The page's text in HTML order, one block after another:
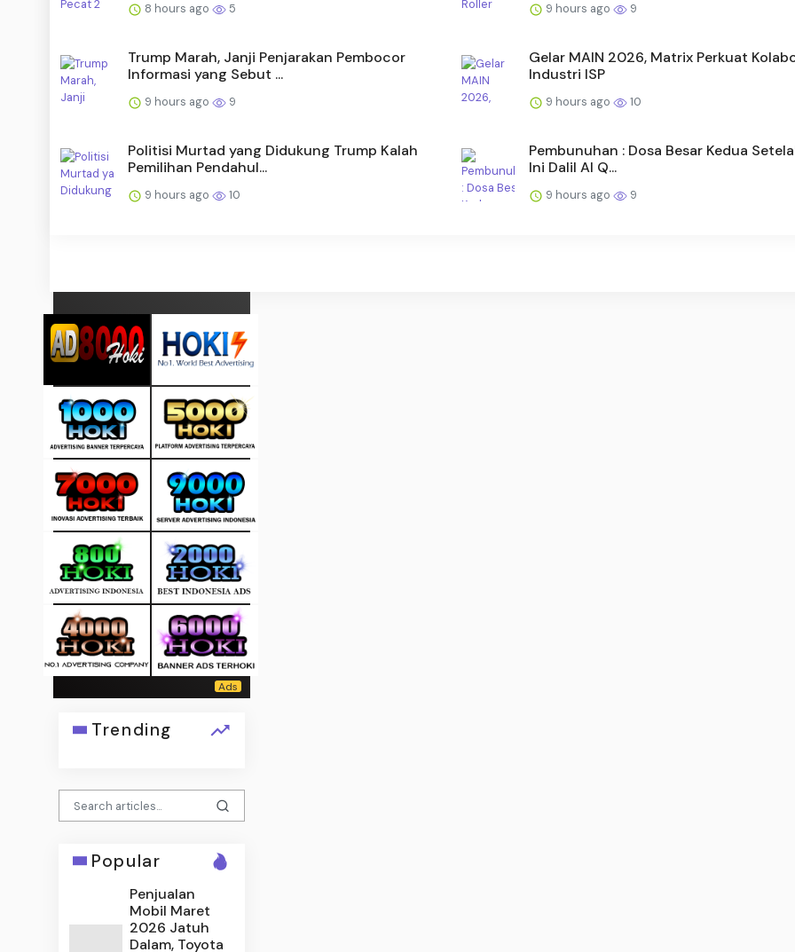
8 hours ago 5 9 hours ago 9
Trump Marah, Janji Penjarakan Pembocor
Informasi yang Sebut ...
9 hours ago 9
Gelar MAIN 2026, Matrix Perkuat
Industri ISP
9 hours ago 10
Politisi Murtad yang Didukung Trump Kalah
Pemilihan Pendahul...
9 hours ago 10
Pembunuhan : Dosa Besar Kedua
Ini Dalil Al Q...
9 hours ago 9
Trending
Popular
Penjualan
Mobil Maret
2026 Jatuh
Dalam, Toyota